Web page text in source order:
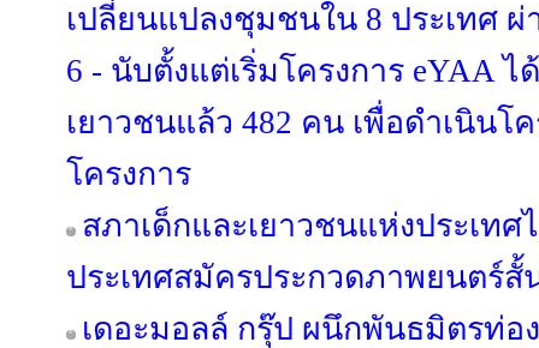
เปลี่ยนแปลงชุมชนใน 8 ประเทศ ผ่
6 - นับตั้งแต่เริ่มโครงการ eYAA
เยาวชนแล้ว 482 คน เพื่อดำเนินโ
โครงการ
สภาเด็กและเยาวชนแห่งประเท
ประเทศสมัครประกวดภาพยนตร์สั้
เดอะมอลล์ กรุ๊ป ผนึกพันธมิตรท่อ